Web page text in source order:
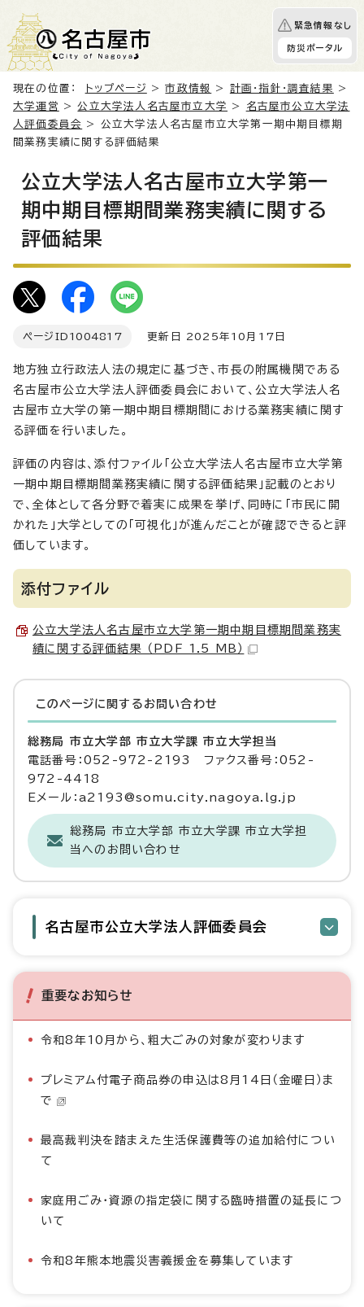
緊急情報なし
防災ポータル
現在の位置： トップページ >市政情報 > 計画・指針・調査結果
>
大学運営
>公立大学法人名古屋市立大学 >
名古屋市公立大学法
人評価委員会
> 公立大学法人名古屋市立大学第一期中期目標期
間業務実績に関する評価結果
公立大学法人名古屋市立大学第一
期中期目標期間業務実績に関する
評価結果
ページID 1004817 更新日 2025年10月17日
地方独立行政法人法の規定に基づき、市長の附属機関である
名古屋市公立大学法人評価委員会において、公立大学法人名
古屋市立大学の第一期中期目標期間における業務実績に関す
る評価を行いました。
評価の内容は、添付ファイル「公立大学法人名古屋市立大学第
一期中期目標期間業務実績に関する評価結果」記載のとおり
で、全体として各分野で着実に成果を挙げ、同時に「市民に開
かれた」大学としての「可視化」が進んだことが確認できると評
価しています。
添付ファイル
公立大学法人名古屋市立大学第一期中期目標期間業務実
績に関する評価結果 （PDF 1.5 MB）
このページに関する お問い合わせ
総務局 市立大学部 市立大学課 市立大学担当
電話番号：052-972-2193 ファクス番号：052-
972-4418
Eメール：a2193@somu.city.nagoya.lg.jp
総務局 市立大学部 市立大学課 市立大学担
当へのお問い合わせ
名古屋市公立大学法人評価委員会
重要なお知らせ
令和8年10月から、粗大ごみの対象が変わります
プレミアム付電子商品券の申込は8月14日（金曜日）ま
で
最高裁判決を踏まえた生活保護費等の追加給付につい
て
家庭用ごみ・資源の指定袋に関する臨時措置の延長につ
いて
令和8年熊本地震災害義援金を募集しています